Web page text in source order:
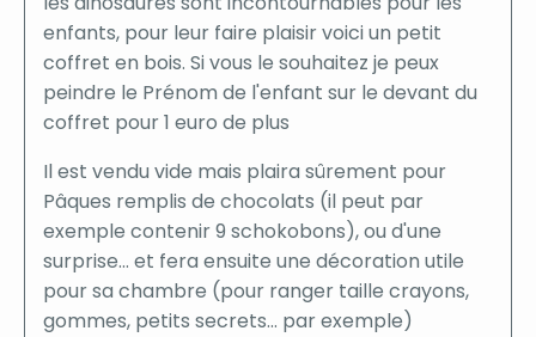
enfants, pour leur faire plaisir voici un petit
coffret en bois. Si vous le souhaitez je peux
peindre le Prénom de l'enfant sur le devant du
coffret pour 1 euro de plus
Il est vendu vide mais plaira sûrement pour
Pâques remplis de chocolats (il peut par
exemple contenir 9 schokobons), ou d'une
surprise... et fera ensuite une décoration utile
pour sa chambre (pour ranger taille crayons,
gommes, petits secrets... par exemple)